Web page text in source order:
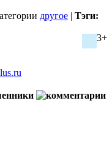
другое | Тэги:
3+